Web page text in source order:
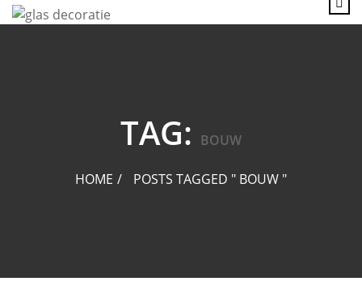
content
TAG: BOUW
HOME POSTS TAGGED " BOUW "